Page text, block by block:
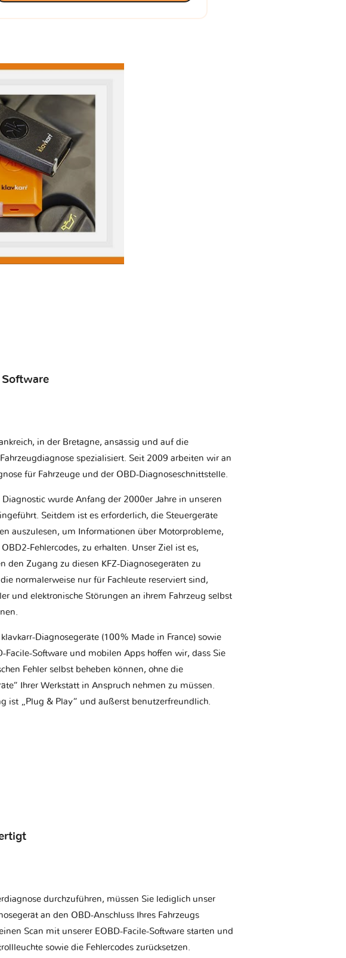
Software
in der Bretagne, ansässig und auf die
spezialisiert. Seit 2009 arbeiten wir an
für Fahrzeuge und der OBD-Diagnoseschnittstelle.
Diagnostic wurde Anfang der 2000er Jahre in unseren
Seitdem ist es erforderlich, die Steuergeräte
auszulesen, um Informationen über Motorprobleme,
Fehlercodes, zu erhalten. Unser Ziel ist es,
den Zugang zu diesen KFZ-Diagnosegeräten zu
normalerweise nur für Fachleute reserviert sind,
und elektronische Störungen an ihrem Fahrzeug selbst
Diagnosegeräte (100% Made in France) sowie
Facile-Software und mobilen Apps hoffen wir, dass Sie
Fehler selbst beheben können, ohne die
Ihrer Werkstatt in Anspruch nehmen zu müssen.
ist „Plug & Play“ und äußerst benutzerfreundlich.
durchzuführen, müssen Sie lediglich unser
an den OBD-Anschluss Ihres Fahrzeugs
Scan mit unserer EOBD-Facile-Software starten und
sowie die Fehlercodes zurücksetzen.